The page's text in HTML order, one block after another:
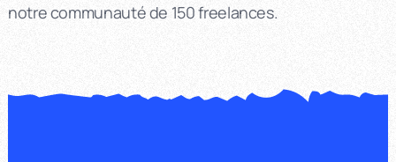
notre communauté de 150 freelances.